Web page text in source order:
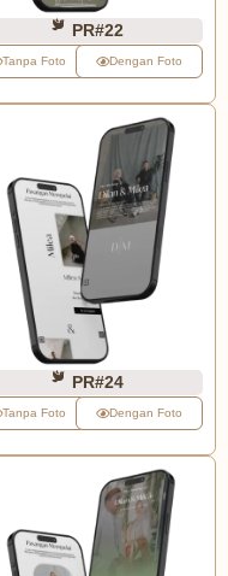
PR#22
Tanpa Foto Dengan Foto
PR#24
Tanpa Foto Dengan Foto